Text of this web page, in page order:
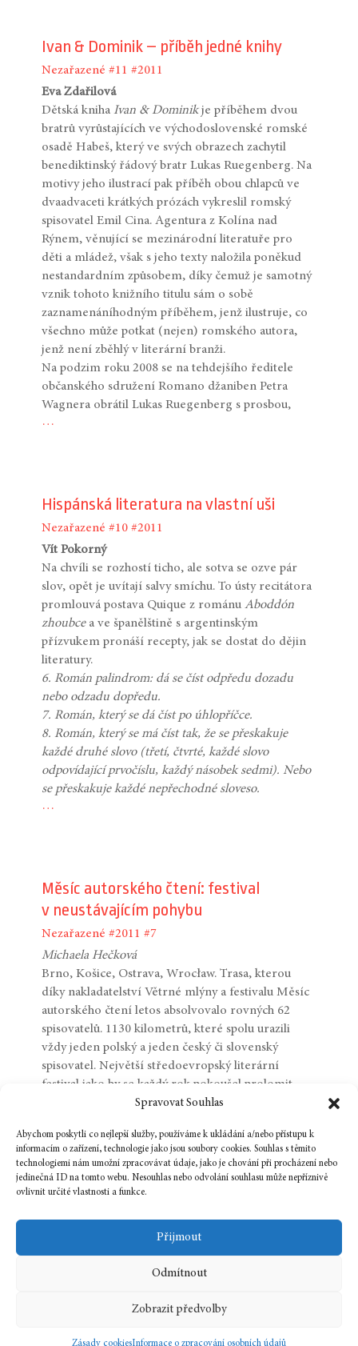
Spravovat Souhlas
Abychom poskytli co nejlepší služby, používáme k ukládání a/nebo přístupu k
informacím o zařízení, technologie jako jsou soubory cookies. Souhlas s těmito
technologiemi nám umožní zpracovávat údaje, jako je chování při procházení nebo
jedinečná ID na tomto webu. Nesouhlas nebo odvolání souhlasu může nepříznivě
ovlivnit určité vlastnosti a funkce.
Přijmout
Odmítnout
Zobrazit předvolby
Zásady cookiesInformace o zpracování osobních údajů
Ivan & Dominik – příběh jedné knihy
Nezařazené #11 #2011
Eva Zdařilová
Dětská knihaIvan & Dominikje příběhem dvou
bratrů vyrůstajících ve východoslovenské romské
osadě Habeš, který ve svých obrazech zachytil
benediktinský řádový bratr Lukas Ruegenberg. Na
motivy jeho ilustrací pak příběh obou chlapců ve
dvaadvaceti krátkých prózách vykreslil romský
spisovatel Emil Cina. Agentura z Kolína nad
Rýnem, věnující se mezinárodní literatuře pro
děti a mládež, však s jeho texty naložila poněkud
nestandardním způsobem, díky čemuž je samotný
vznik tohoto knižního titulu sám o sobě
zaznamenáníhodným příběhem, jenž ilustruje, co
všechno může potkat (nejen) romského autora,
jenž není zběhlý v literární branži.
Na podzim roku 2008 se na tehdejšího ředitele
občanského sdružení Romano džaniben Petra
Wagnera obrátil Lukas Ruegenberg s prosbou,
…
Hispánská literatura na vlastní uši
Nezařazené #10 #2011
Vít Pokorný
Na chvíli se rozhostí ticho, ale sotva se ozve pár
slov, opět je uvítají salvy smíchu. To ústy recitátora
promlouvá postava Quique z románuAboddón
zhoubcea ve španělštině s argentinským
přízvukem pronáší recepty, jak se dostat do dějin
literatury.
6. Román palindrom: dá se číst odpředu dozadu
nebo odzadu dopředu.
7. Román, který se dá číst po úhlopříčce.
8. Román, který se má číst tak, že se přeskakuje
každé druhé slovo (třetí, čtvrté, každé slovo
odpovídající prvočíslu, každý násobek sedmi). Nebo
se přeskakuje každé nepřechodné sloveso.
…
Měsíc autorského čtení: festival
v neustávajícím pohybu
Nezařazené #2011 #7
Michaela Hečková
Brno, Košice, Ostrava, Wrocław. Trasa, kterou
díky nakladatelství Větrné mlýny a festivalu Měsíc
autorského čtení letos absolvovalo rovných 62
spisovatelů. 1130 kilometrů, které spolu urazili
vždy jeden polský a jeden český či slovenský
spisovatel. Největší středoevropský literární
festival jako by se každý rok pokoušel prolomit
hranice vlastních možností. Loni se z Brna rozšířil
Evropské hlavní město kultury pro rok 2015, letos
expandoval hned do dalších dvou destinací –
slovenských Košic, které jsou pro změnu
nositelem titulu Evropské hlavní město kultury pro
získala pro rok 2016 krátce před samotným